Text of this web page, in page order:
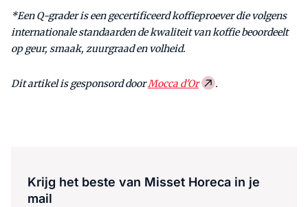
*Een Q-grader is een gecertificeerd koffieproever die volgens
internationale standaarden de kwaliteit van koffie beoordeelt
op geur, smaak, zuurgraad en volheid.
Dit artikel is gesponsord doorMocca d'Or .
Krijg het beste van Misset Horeca in je
mail